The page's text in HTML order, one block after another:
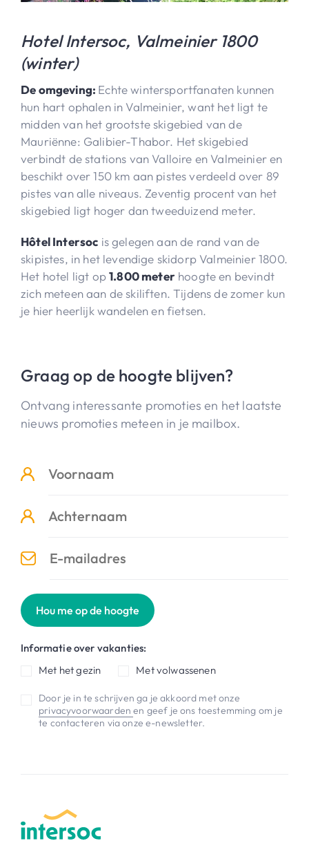
Hotel Intersoc, Valmeinier 1800
(winter)
De omgeving: Echte wintersportfanaten kunnen
hun hart ophalen in Valmeinier, want het ligt te
midden van het grootste skigebied van de
Mauriënne: Galibier-Thabor. Het skigebied
verbindt de stations van Valloire en Valmeinier en
beschikt over 150 km aan pistes verdeeld over 89
pistes van alle niveaus. Zeventig procent van het
skigebied ligt hoger dan tweeduizend meter.
Hôtel Intersoc is gelegen aan de rand van de
skipistes, in het levendige skidorp Valmeinier 1800.
Het hotel ligt op1.800 meterhoogte en bevindt
zich meteen aan de skiliften. Tijdens de zomer kun
je hier heerlijk wandelen en fietsen.
Graag op de hoogte blijven?
Ontvang interessante promoties en het laatste
nieuws promoties meteen in je mailbox.
Hou me op de hoogte
Informatie over vakanties:
Met het gezin
Met volwassenen
Door je in te schrijven ga je akkoord met onze
privacyvoorwaardenen geef je ons toestemming om je
te contacteren via onze e-newsletter.